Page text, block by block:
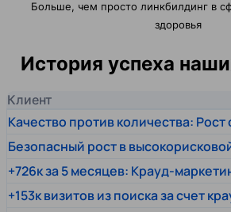
Больше, чем просто линкбилдинг в
здоровья
История успеха
Клиент
Качество против количества:
Безопасный рост в
+726к за 5 месяцев: Крауд-
+153к визитов из поиска за счет